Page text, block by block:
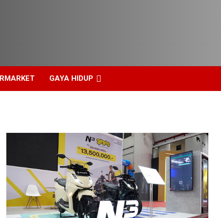
GAYA HIDUP